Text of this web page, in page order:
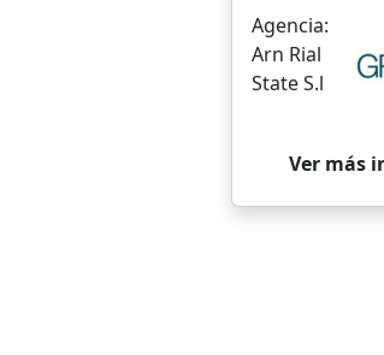
Agencia:
Arn Rial
State S.l
Ver más